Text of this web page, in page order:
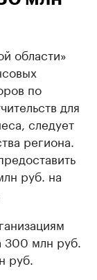
области»
по
для
следует
региона.
руб. на
млн руб.
руб.